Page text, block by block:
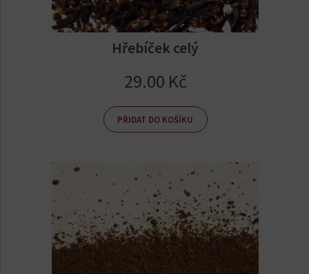
Hřebíček celý
29.00 Kč
PŘIDAT DO KOŠÍKU